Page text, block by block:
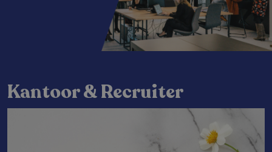
Kantoor & Recruiter